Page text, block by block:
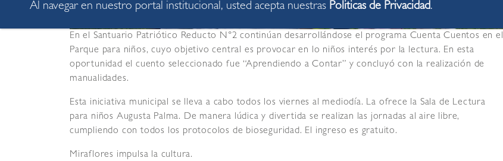
En el Santuario Patriótico Reducto N°2 continúan desarrollándose el programa Cuenta Cuentos en el
Parque para niños, cuyo objetivo central es provocar en lo niños interés por la lectura. En esta
oportunidad el cuento seleccionado fue “Aprendiendo a Contar” y concluyó con la realización de
manualidades.
Esta iniciativa municipal se lleva a cabo todos los viernes al mediodía. La ofrece la Sala de Lectura
para niños Augusta Palma. De manera lúdica y divertida se realizan las jornadas al aire libre,
cumpliendo con todos los protocolos de bioseguridad. El ingreso es gratuito.
Miraflores impulsa la cultura.
Al navegar en nuestro portal institucional, usted acepta nuestras Politicas de Privacidad.